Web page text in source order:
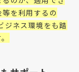
を利用するの
ジネス環境をも踏